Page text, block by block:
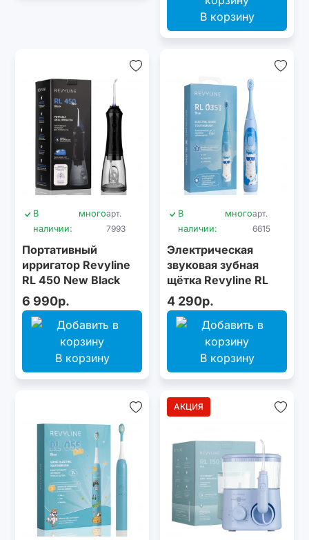
В корзину
В
наличии:
многоарт.
7993
Портативный
ирригатор Revyline
RL 450 New Black
6 990р.
В корзину
В
наличии:
многоарт.
6615
Электрическая
звуковая зубная
щётка Revyline RL
035 Kids, light Blue
4 290р.
В корзину
АКЦИЯ